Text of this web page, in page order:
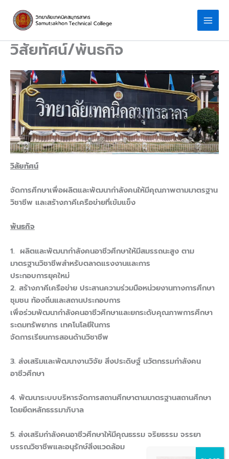
content
วิสัยทัศน์/พันธกิจ
วิสัยทัศน์
จัดการศึกษาเพื่อผลิตและพัฒนากำลังคนให้มีคุณภาพตามมาตรฐาน
วิชาชีพ และสร้างภาคีเครือข่ายที่เข้มแข็ง
พันธกิจ
1. ผลิตและพัฒนากำลังคนอาชีวศึกษาให้มีสมรรถนะสูง ตาม
มาตรฐานวิชาชีพสำหรับตลาดแรงงานและการ
ประกอบการยุคใหม่
2. สร้างภาคีเครือข่าย ประสานความร่วมมือหน่วยงานทางการศึกษา
ชุมชน ท้องถิ่นและสถานประกอบการ
เพื่อร่วมพัฒนากำลังคนอาชีวศึกษาและยกระดับคุณภาพการศึกษา
ระดมทรัพยากร เทคโนโลยีในการ
จัดการเรียนการสอนด้านวิชาชีพ
3. ส่งเสริมและพัฒนางานวิจัย สิ่งประดิษฐ์ นวัตกรรมกำลังคน
อาชีวศึกษา
4. พัฒนาระบบบริหารจัดการสถานศึกษาตามมาตรฐานสถานศึกษา
โดยยึดหลักธรรมาภิบาล
5. ส่งเสริมกำลังคนอาชีวศึกษาให้มีคุณธรรม จริยธรรม จรรยา
บรรณวิชาชีพและอนุรักษ์สิ่งแวดล้อม